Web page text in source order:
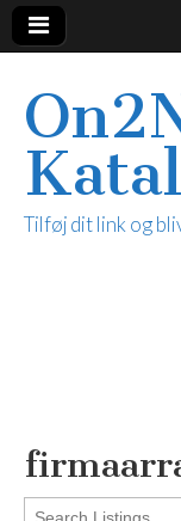
Tilføj dit link og